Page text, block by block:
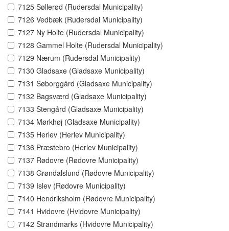
7125 Søllerød (Rudersdal Municipality)
7126 Vedbæk (Rudersdal Municipality)
7127 Ny Holte (Rudersdal Municipality)
7128 Gammel Holte (Rudersdal Municipality)
7129 Nærum (Rudersdal Municipality)
7130 Gladsaxe (Gladsaxe Municipality)
7131 Søborggård (Gladsaxe Municipality)
7132 Bagsværd (Gladsaxe Municipality)
7133 Stengård (Gladsaxe Municipality)
7134 Mørkhøj (Gladsaxe Municipality)
7135 Herlev (Herlev Municipality)
7136 Præstebro (Herlev Municipality)
7137 Rødovre (Rødovre Municipality)
7138 Grøndalslund (Rødovre Municipality)
7139 Islev (Rødovre Municipality)
7140 Hendriksholm (Rødovre Municipality)
7141 Hvidovre (Hvidovre Municipality)
7142 Strandmarks (Hvidovre Municipality)